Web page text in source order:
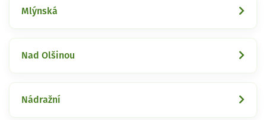
Mlýnská
Nad Olšinou
Nádražní